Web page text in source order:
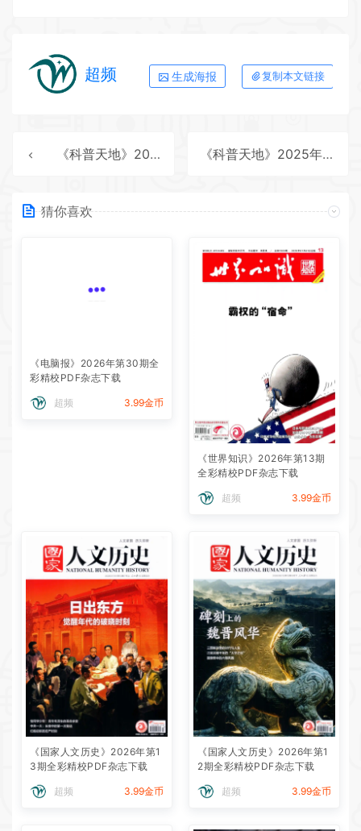
超频 生成海报 复制本文链接
《科普天地》2025年第6期全彩精校PDF杂志下载 《科普天地》2025年第8期全彩精校PDF杂志下载
猜你喜欢
《电脑报》2026年第30期全
彩精校PDF杂志下载
超频 3.99金币
《世界知识》2026年第13期
全彩精校PDF杂志下载
超频 3.99金币
《国家人文历史》2026年第1
3期全彩精校PDF杂志下载
超频 3.99金币
《国家人文历史》2026年第1
2期全彩精校PDF杂志下载
超频 3.99金币